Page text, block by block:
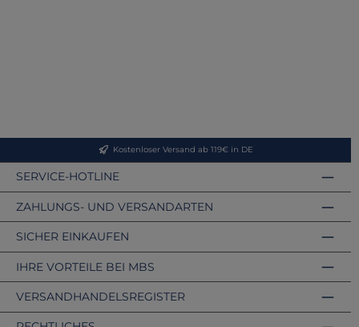
Kostenloser Versand ab 119€ in DE
SERVICE-HOTLINE
ZAHLUNGS- UND VERSANDARTEN
VERSANDHANDELSREGISTER
SICHER EINKAUFEN
IHRE VORTEILE BEI MBS